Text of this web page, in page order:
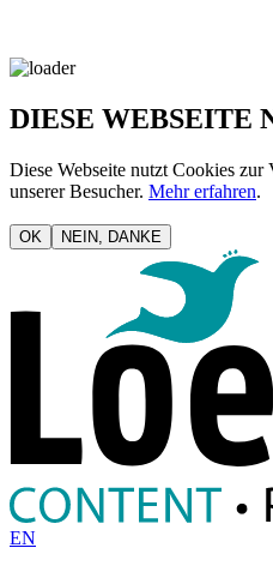
DIESE WEBSEITE
Diese Webseite nutzt Cookies zur
unserer Besucher. Mehr erfahren.
OK NEIN, DANKE
EN